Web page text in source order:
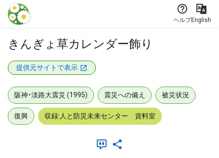
本文に飛ぶ
ヘルプEnglish
きんぎょ草カレンダー飾り
提供元サイトで表示
阪神・淡路大震災 (1995) 震災への備え 被災状況
復興 収録:人と防災未来センター 資料室